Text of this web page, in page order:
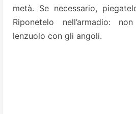
metà. Se necessario,
Riponetelo nell’armadio:
lenzuolo con gli angoli.